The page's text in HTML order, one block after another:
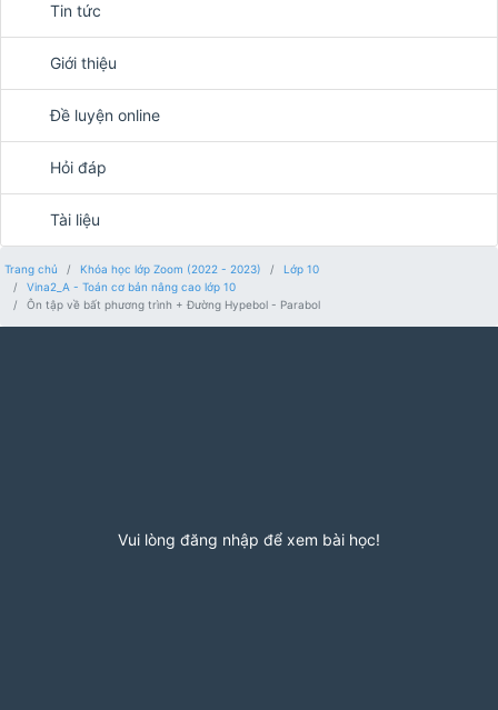
Tin tức
Giới thiệu
Đề luyện online
Hỏi đáp
Tài liệu
Trang chủ Khóa học lớp Zoom (2022 - 2023)
Lớp 10
Vina2_A - Toán cơ bản nâng cao lớp 10
Ôn tập về bất phương trình + Đường Hypebol - Parabol
Vui lòng đăng nhập để xem bài học!